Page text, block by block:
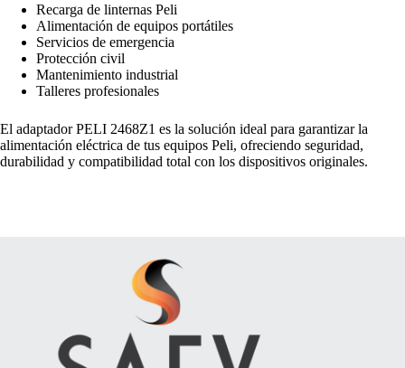
Recarga de linternas Peli
Alimentación de equipos portátiles
Servicios de emergencia
Protección civil
Mantenimiento industrial
Talleres profesionales
El adaptador PELI 2468Z1 es la solución ideal para garantizar la
alimentación eléctrica de tus equipos Peli, ofreciendo seguridad,
durabilidad y compatibilidad total con los dispositivos originales.